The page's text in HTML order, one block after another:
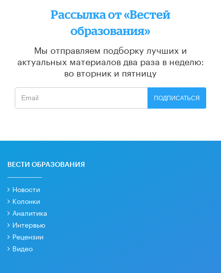
Рассылка от «Вестей
образования»
Мы отправляем подборку лучших и
актуальных материалов два раза в неделю:
во вторник и пятницу
ПОДПИСАТЬСЯ
ВЕСТИ ОБРАЗОВАНИЯ
Новости
Колонки
Аналитика
Интервью
Рецензии
Видео